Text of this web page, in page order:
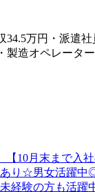
34.5万円・派遣
製造オペレータ